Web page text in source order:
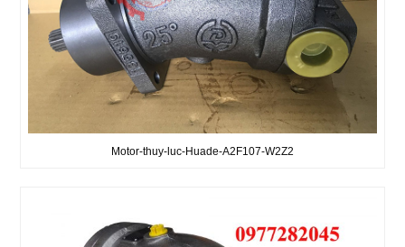
Motor-thuy-luc-Huade-A2F107-W2Z2